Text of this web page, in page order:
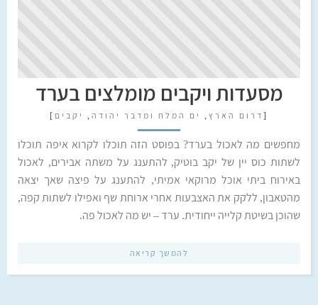
מסעדות ויקבים מומלצים בערד
[ דרום הארץ , ים המלח ומדבר יהודה , יקבים ]
מחפשים מה לאכול בערד? בפוסט הזה תוכלו לקרוא איפה תוכלו
לשתות כוס יין של יקב בוטיק, להתענג על משתה אבירים, לאכול
באירוח ביתי אוכל מרוקאי אמיתי, להתענג על פיצה שאך יצאה
מהטאבון, ללקק את האצבעות אחרי ארוחת שף ואפילו לשתות קפה,
שהוכן בשיטת קלייה ייחודית. ערד – יש מה לאכול פה.
להמשך קריאה